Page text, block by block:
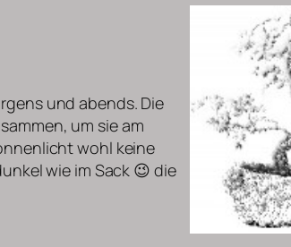
und abends. Die
um sie am
wohl keine
wie im Sack 😉 die